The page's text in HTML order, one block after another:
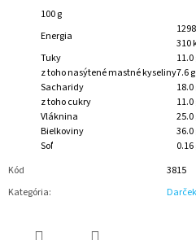
100 g
Energia
310
Tuky
11.0
z toho nasýtené mastné kyseliny7.6 g
Sacharidy
18.0
z toho cukry
11.0
Vláknina
25.0
Bielkoviny
36.0
Soľ
0.16
Kód
3815
Kategória: